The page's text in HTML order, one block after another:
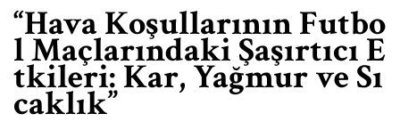
“Hava Koşullarının Futbo
l Maçlarındaki Şaşırtıcı E
tkileri: Kar, Yağmur ve Sı
caklık”